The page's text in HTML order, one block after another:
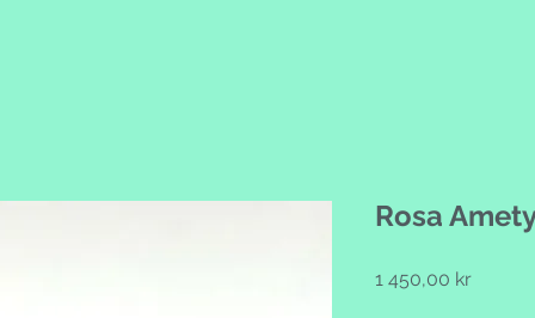
Rosa
1 450,00 krPris